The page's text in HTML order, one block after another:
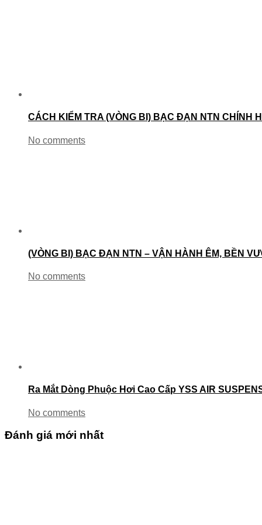
CÁCH KIỂM TRA (VÒNG BI) BẠC ĐẠN NTN CHÍNH
No comments
(VÒNG BI) BẠC ĐẠN NTN – VẬN HÀNH ÊM, BỀN
No comments
Ra Mắt Dòng Phuộc Hơi Cao Cấp YSS AIR
No comments
Đánh giá mới nhất